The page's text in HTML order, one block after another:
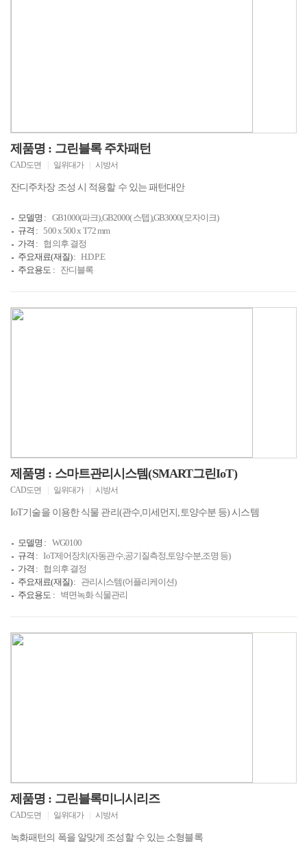
제품명 : 그린블록 주차패턴
CAD도면 일위대가 시방서
잔디주차장 조성 시 적용할 수 있는 패턴대안
모델명 : GB1000(파크),GB2000( 스텝),GB3000(모자이크)
규격 : 500 x 500 x T72 mm
가격 : 협의후 결정
주요재료(재질) : H.D.P.E
주요용도 :
잔디블록
제품명 : 스마트관리시스템(SMART그린IoT)
CAD도면 일위대가 시방서
IoT기술을 이용한 식물 관리(관수,미세먼지,토양수분 등) 시스템
모델명 : WG0100
규격 : IoT제어장치(자동관수,공기질측정,토양수분,조명 등)
가격 : 협의후 결정
주요재료(재질) : 관리시스템(어플리케이션)
주요용도 :
벽면녹화 식물관리
제품명 : 그린블록미니시리즈
CAD도면 일위대가 시방서
녹화패턴의 폭을 알맞게 조성할 수 있는 소형블록